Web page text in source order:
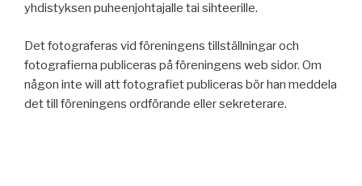
yhdistyksen puheenjohtajalle tai sihteerille.
Det fotograferas vid föreningens tillställningar och
fotografierna publiceras på föreningens web sidor. Om
någon inte will att fotografiet publiceras bör han meddela
det till föreningens ordförande eller sekreterare.